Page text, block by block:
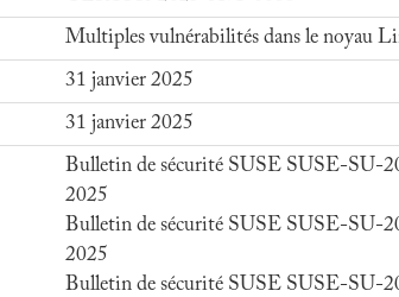
Multiples vulnérabilités dans le noyau
31 janvier 2025
31 janvier 2025
Bulletin de sécurité SUSE SUSE-SU-
2025
Bulletin de sécurité SUSE SUSE-SU-
2025
Bulletin de sécurité SUSE SUSE-SU-